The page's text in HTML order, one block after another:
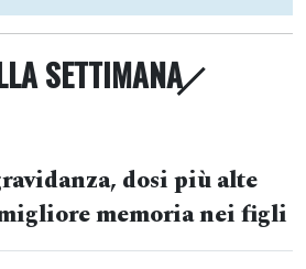
SETTIMANA
dosi più alte
memoria nei figli